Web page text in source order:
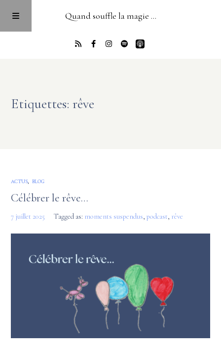
Quand souffle la magie ...
PODCAST
À propos
Etiquettes: rêve
ACTUS, BLOG
Célébrer le rêve…
7 juillet 2025 Tagged as: moments suspendus,podcast, rêve